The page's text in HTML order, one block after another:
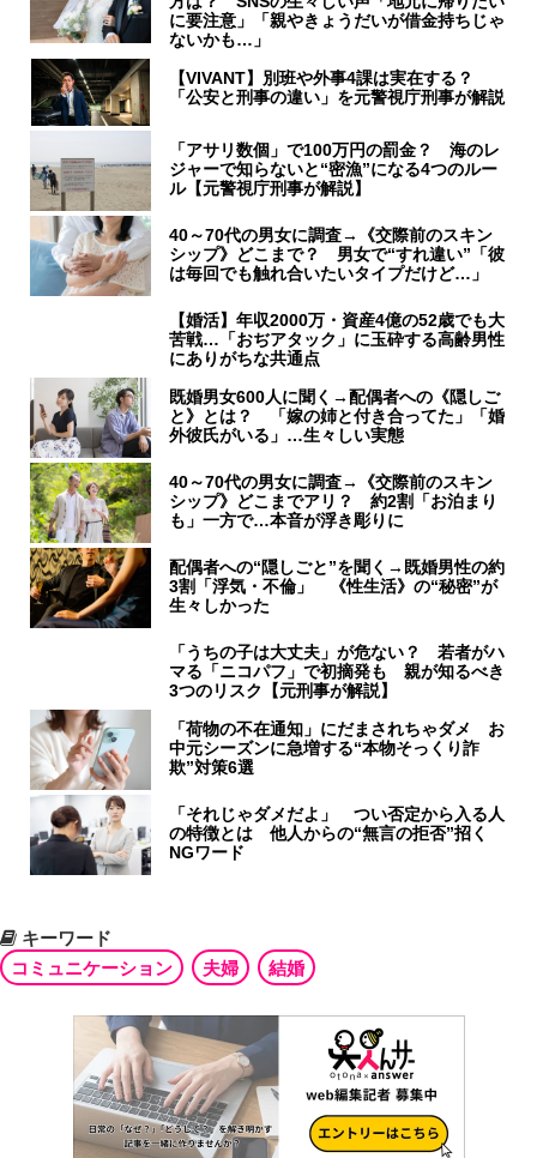
に要注意」「親やきょうだいが借金持ちじゃ
ないかも…」
【VIVANT】別班や外事4課は実在する？
「公安と刑事の違い」を元警視庁刑事が解説
「アサリ数個」で100万円の罰金？ 海のレ
ジャーで知らないと“密漁”になる4つのルー
ル【元警視庁刑事が解説】
40～70代の男女に調査→《交際前のスキン
シップ》どこまで？ 男女で“すれ違い”「彼
は毎回でも触れ合いたいタイプだけど…」
【婚活】年収2000万・資産4億の52歳でも大
苦戦…「おぢアタック」に玉砕する高齢男性
にありがちな共通点
既婚男女600人に聞く→配偶者への《隠しご
と》とは？ 「嫁の姉と付き合ってた」「婚
外彼氏がいる」…生々しい実態
40～70代の男女に調査→《交際前のスキン
シップ》どこまでアリ？ 約2割「お泊まり
も」一方で…本音が浮き彫りに
配偶者への“隠しごと”を聞く→既婚男性の約
3割「浮気・不倫」 《性生活》の“秘密”が
生々しかった
「うちの子は大丈夫」が危ない？ 若者がハ
マる「ニコパフ」で初摘発も 親が知るべき
3つのリスク【元刑事が解説】
「荷物の不在通知」にだまされちゃダメ お
中元シーズンに急増する“本物そっくり詐
欺”対策6選
「それじゃダメだよ」 つい否定から入る人
の特徴とは 他人からの“無言の拒否”招く
NGワード
キーワード
コミュニケーション
夫婦 結婚